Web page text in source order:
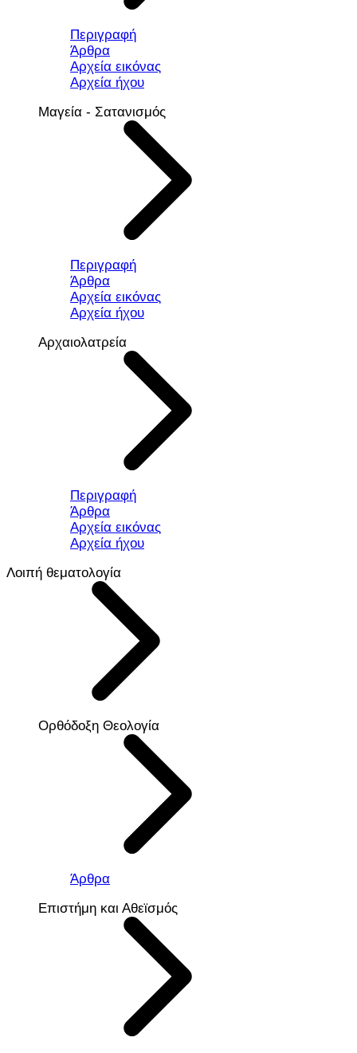
Περιγραφή
Άρθρα
Αρχεία εικόνας
Αρχεία ήχου
Μαγεία - Σατανισμός
Περιγραφή
Άρθρα
Αρχεία εικόνας
Αρχεία ήχου
Αρχαιολατρεία
Περιγραφή
Άρθρα
Αρχεία εικόνας
Αρχεία ήχου
Λοιπή θεματολογία
Ορθόδοξη Θεολογία
Άρθρα
Επιστήμη και Αθεϊσμός